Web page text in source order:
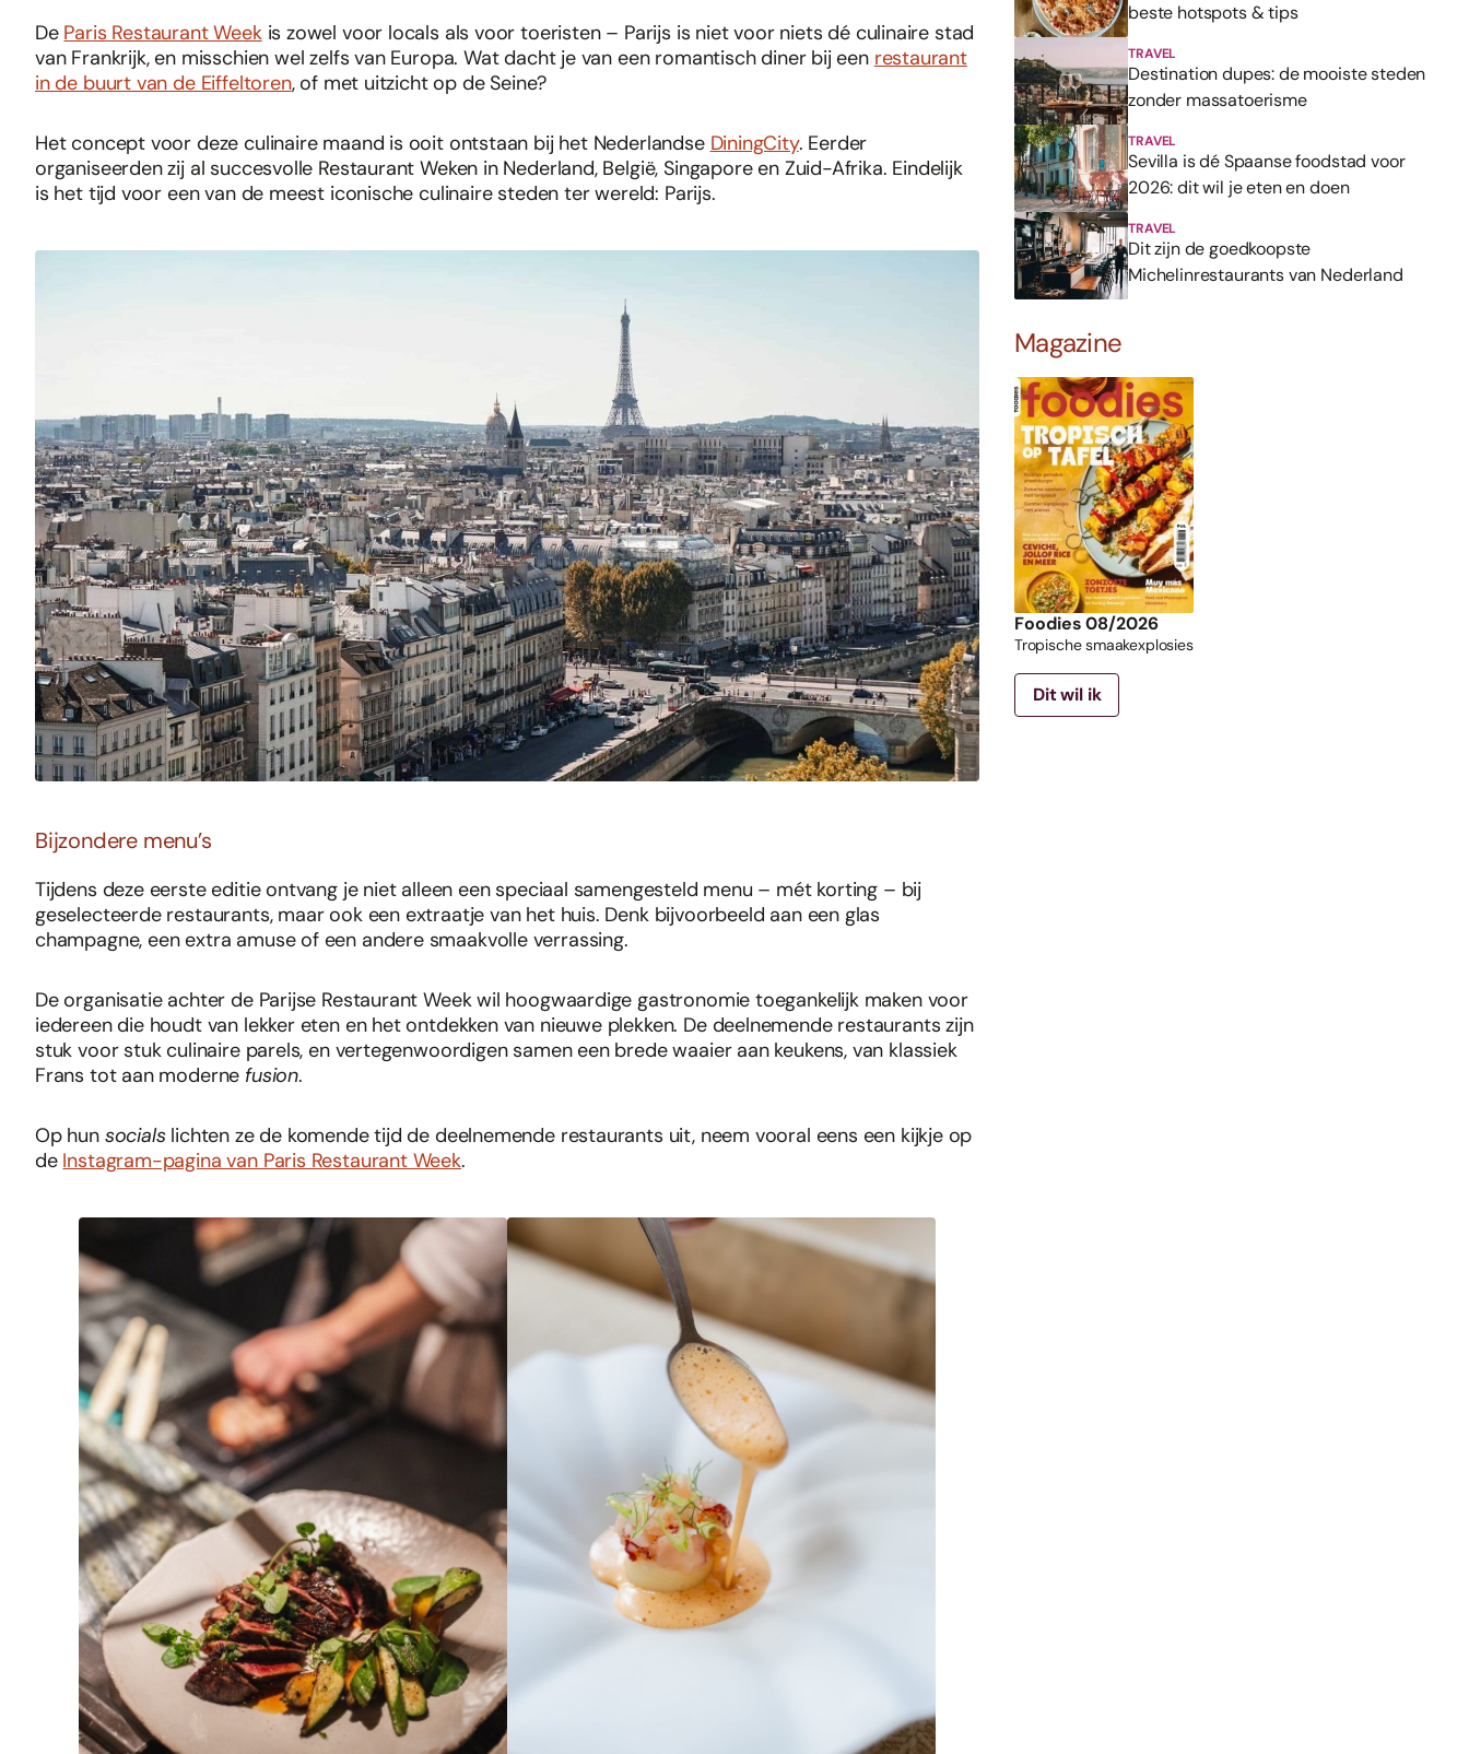
De Paris Restaurant Weekis zowel voor locals als voor toeristen – Parijs is niet voor niets dé culinaire stad
van Frankrijk, en misschien wel zelfs van Europa. Wat dacht je van een romantisch diner bij een restaurant
in de buurt van de Eiffeltoren, of met uitzicht op de Seine?
Het concept voor deze culinaire maand is ooit ontstaan bij het Nederlandse DiningCity. Eerder
organiseerden zij al succesvolle Restaurant Weken in Nederland, België, Singapore en Zuid-Afrika. Eindelijk
is het tijd voor een van de meest iconische culinaire steden ter wereld: Parijs.
Bijzondere menu’s
Tijdens deze eerste editie ontvang je niet alleen een speciaal samengesteld menu – mét korting – bij
geselecteerde restaurants, maar ook een extraatje van het huis. Denk bijvoorbeeld aan een glas
champagne, een extra amuse of een andere smaakvolle verrassing.
De organisatie achter de Parijse Restaurant Week wil hoogwaardige gastronomie toegankelijk maken voor
iedereen die houdt van lekker eten en het ontdekken van nieuwe plekken. De deelnemende restaurants zijn
stuk voor stuk culinaire parels, en vertegenwoordigen samen een brede waaier aan keukens, van klassiek
Frans tot aan moderne fusion.
Op hun socials lichten ze de komende tijd de deelnemende restaurants uit, neem vooral eens een kijkje op
de Instagram-pagina van Paris Restaurant Week.
beste hotspots & tips
TRAVEL
Destination dupes: de mooiste steden
zonder massatoerisme
TRAVEL
Sevilla is dé Spaanse foodstad voor
2026: dit wil je eten en doen
TRAVEL
Dit zijn de goedkoopste
Michelinrestaurants van Nederland
Magazine
Foodies 08/2026
Tropische smaakexplosies
Dit wil ik